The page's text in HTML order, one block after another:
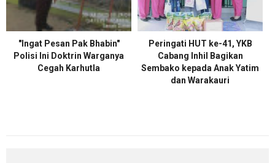
"Ingat Pesan Pak Bhabin"
Polisi Ini Doktrin Warganya
Cegah Karhutla
Peringati HUT ke-41, YKB
Cabang Inhil Bagikan
Sembako kepada Anak Yatim
dan Warakauri